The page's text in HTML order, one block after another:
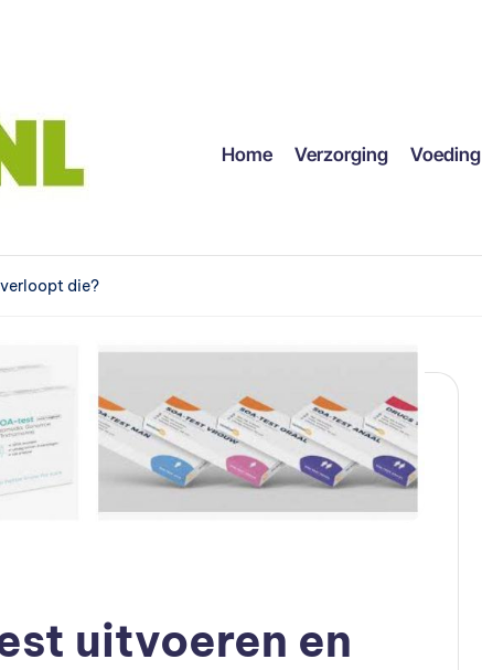
Home Verzorging Voeding
verloopt die?
uitvoeren en